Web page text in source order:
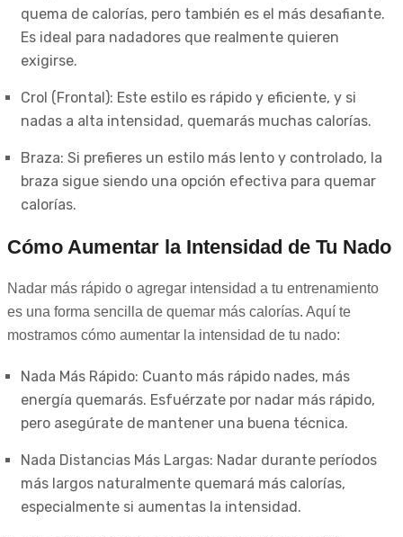
quema de calorías, pero también es el más desafiante.
Es ideal para nadadores que realmente quieren
exigirse.
Crol (Frontal): Este estilo es rápido y eficiente, y si
nadas a alta intensidad, quemarás muchas calorías.
Braza: Si prefieres un estilo más lento y controlado, la
braza sigue siendo una opción efectiva para quemar
calorías.
Cómo Aumentar la Intensidad de Tu Nado
Nadar más rápido o agregar intensidad a tu entrenamiento
es una forma sencilla de quemar más calorías. Aquí te
mostramos cómo aumentar la intensidad de tu nado:
Nada Más Rápido: Cuanto más rápido nades, más
energía quemarás. Esfuérzate por nadar más rápido,
pero asegúrate de mantener una buena técnica.
Nada Distancias Más Largas: Nadar durante períodos
más largos naturalmente quemará más calorías,
especialmente si aumentas la intensidad.